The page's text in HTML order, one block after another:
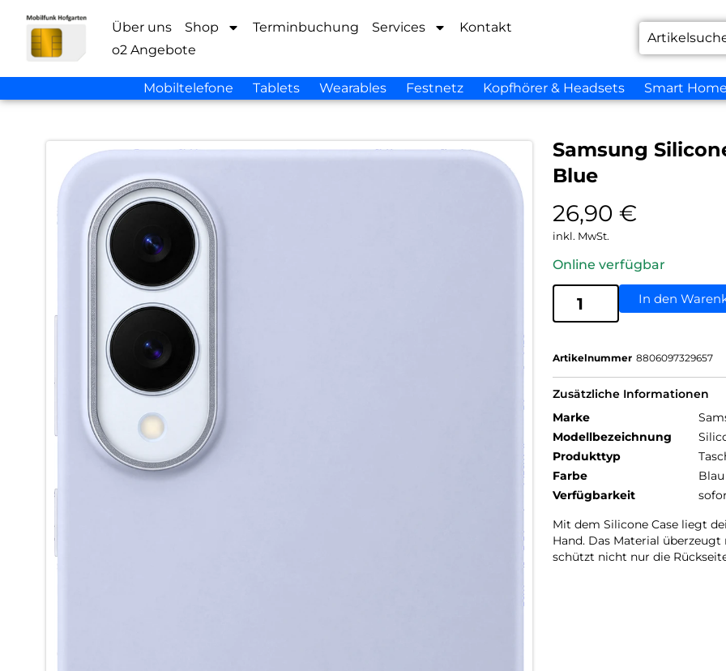
Über uns Shop Terminbuchung Services
Kontakt
o2 Angebote
Mobiltelefone Tablets Wearables Festnetz Kopfhörer & Headsets Smart
Samsung
Blue
26,90 €
inkl. MwSt.
Online verfügbar
In den
Artikelnummer 8806097329657
Zusätzliche Informationen
Marke
Modellbezeichnung
Produkttyp
Farbe
Blau
Verfügbarkeit
Mit dem Silicone Case liegt
Hand. Das Material
schützt nicht nur die